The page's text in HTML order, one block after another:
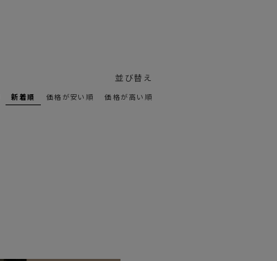
並び替え
新着順 価格が安い順 価格が高い順